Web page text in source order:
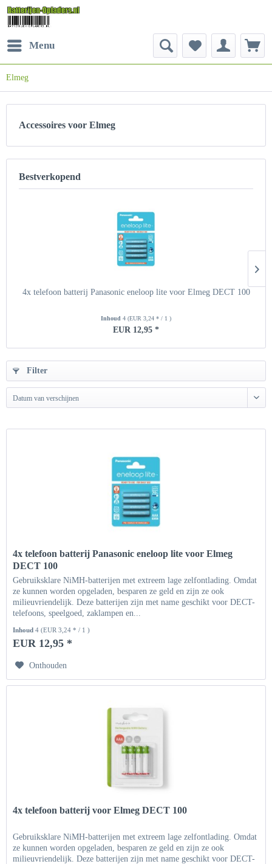
Menu
Elmeg
Accessoires voor Elmeg
Bestverkopend
4x telefoon batterij Panasonic eneloop lite voor Elmeg DECT 100
Inhoud 4 (EUR 3,24 * / 1 )
EUR 12,95 *
Filter
Datum van verschijnen
4x telefoon batterij Panasonic eneloop lite voor Elmeg
DECT 100
Gebruiksklare NiMH-batterijen met extreem lage zelfontlading. Omdat
ze kunnen worden opgeladen, besparen ze geld en zijn ze ook
milieuvriendelijk. Deze batterijen zijn met name geschikt voor DECT-
telefoons, speelgoed, zaklampen en...
Inhoud4(EUR 3,24 * / 1 )
EUR 12,95 *
Onthouden
4x telefoon batterij voor Elmeg DECT 100
Gebruiksklare NiMH-batterijen met extreem lage zelfontlading. Omdat
ze kunnen worden opgeladen, besparen ze geld en zijn ze ook
milieuvriendelijk. Deze batterijen zijn met name geschikt voor DECT-